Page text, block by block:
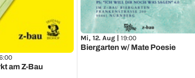
am Z-Bau
Mi, 12. Aug | 19:00
Biergarten w/ Mate Poesie